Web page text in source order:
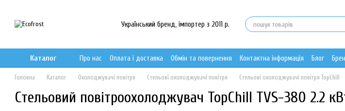
Український бренд, імпортер з 2011 р.
Каталог Про нас Оплата і доставка Обмін та повернення Контактна інформація Блог
Головна Каталог Охолоджувачі повітря Стельові охолоджувачі повітря Стельові охолоджувачі повітря TopChill
Стельовий повітроохолоджувач TopChill TVS-380 2.2